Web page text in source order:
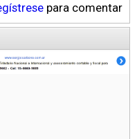
para comentar